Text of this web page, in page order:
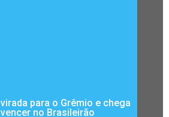
para o Grêmio e chega
no Brasileirão